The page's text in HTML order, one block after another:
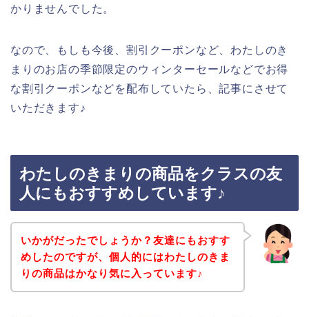
かりませんでした。
なので、もしも今後、割引クーポンなど、わたしのき
まりのお店の季節限定のウィンターセールなどでお得
な割引クーポンなどを配布していたら、記事にさせて
いただきます♪
わたしのきまりの商品をクラスの友
人にもおすすめしています♪
いかがだったでしょうか？友達にもおすす
めしたのですが、個人的にはわたしのきま
りの商品はかなり気に入っています♪